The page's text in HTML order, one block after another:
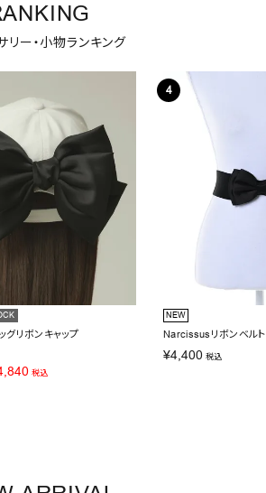
リー・小物ランキング
リボンキャップ
税込
NEW
Narcissusリボンベルト
¥4,400 税込